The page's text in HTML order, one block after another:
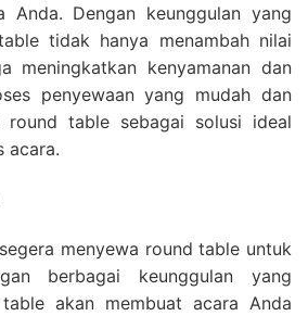
Anda. Dengan keunggulan yang
tidak hanya menambah nilai
meningkatkan kenyamanan dan
penyewaan yang mudah dan
round table sebagai solusi ideal
acara.
menyewa round table untuk
berbagai keunggulan yang
akan membuat acara Anda